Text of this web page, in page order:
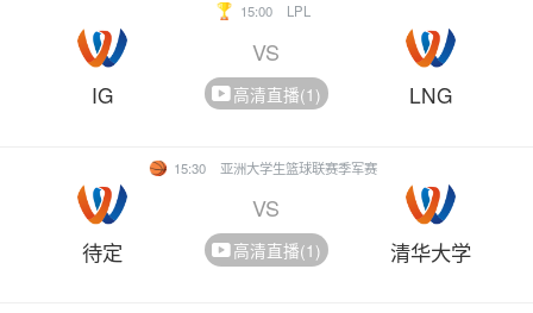
15:00 LPL
IG
VS
高清直播(1) LNG
15:30 亚洲大学生篮球联赛季军赛
待定
VS
高清直播(1) 清华大学